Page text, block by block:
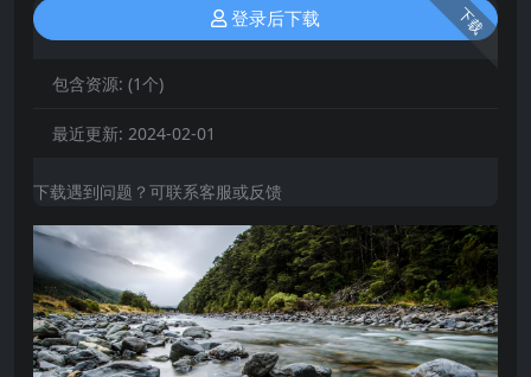
下载
登录后下载
包含资源: (1个)
最近更新: 2024-02-01
下载遇到问题？可联系客服或反馈